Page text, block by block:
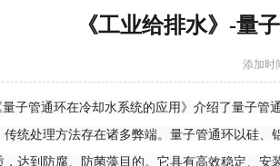
《工业给排水》-量
添加时
子管通环在冷却水系统的应用》介绍了量子管
传统处理方法存在诸多弊端。量子管通环以硅
，达到防腐、防菌藻目的。它具有高效稳定、